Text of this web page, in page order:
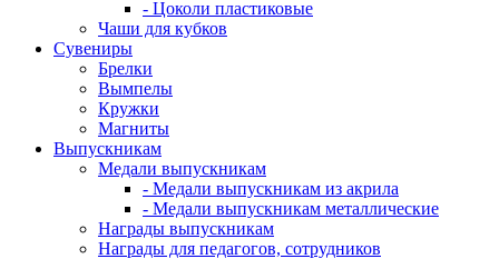
- Цоколи пластиковые
Чаши для кубков
Сувениры
Брелки
Вымпелы
Кружки
Магниты
Выпускникам
Медали выпускникам
- Медали выпускникам из акрила
- Медали выпускникам металлические
Награды выпускникам
Награды для педагогов, сотрудников